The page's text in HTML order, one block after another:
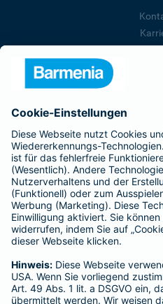
Barmenia ist Teil der
Kranken-
Adresse
Schaden